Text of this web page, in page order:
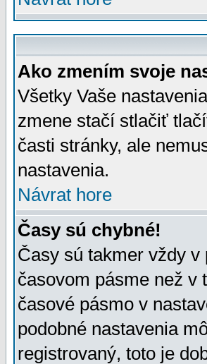
Ako zmením svoje
Všetky Vaše
zmene stačí stlačiť
časti stránky, ale
nastavenia.
Návrat hore
Časy sú chybné!
Časy sú takmer vždy
časovom pásme než v
časové pásmo v
podobné nastavenia
registrovaný, toto je